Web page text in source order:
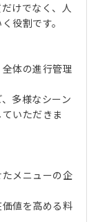
けでなく、人
役割です。
体の進行管理
多様なシーン
いただきま
メニューの企
値を高める料